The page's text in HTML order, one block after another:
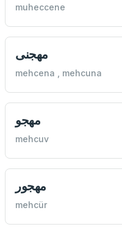
muheccene
مهجنی
mehcena , mehcuna
مهجو
mehcuv
مهجور
mehcür